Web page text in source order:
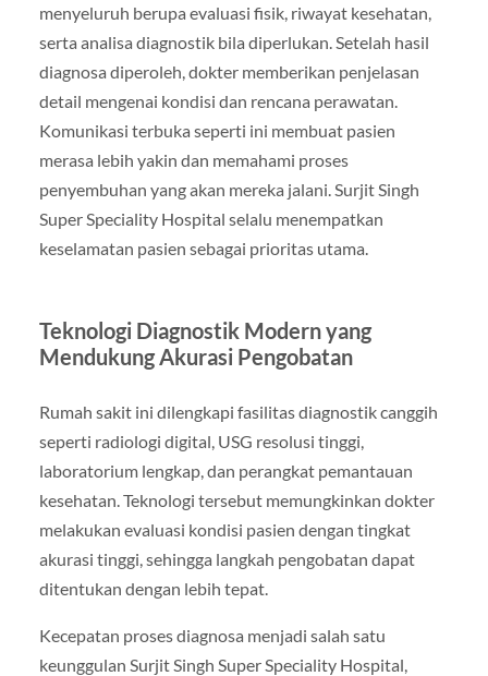
menyeluruh berupa evaluasi fisik, riwayat kesehatan,
serta analisa diagnostik bila diperlukan. Setelah hasil
diagnosa diperoleh, dokter memberikan penjelasan
detail mengenai kondisi dan rencana perawatan.
Komunikasi terbuka seperti ini membuat pasien
merasa lebih yakin dan memahami proses
penyembuhan yang akan mereka jalani. Surjit Singh
Super Speciality Hospital selalu menempatkan
keselamatan pasien sebagai prioritas utama.
Teknologi Diagnostik Modern yang
Mendukung Akurasi Pengobatan
Rumah sakit ini dilengkapi fasilitas diagnostik canggih
seperti radiologi digital, USG resolusi tinggi,
laboratorium lengkap, dan perangkat pemantauan
kesehatan. Teknologi tersebut memungkinkan dokter
melakukan evaluasi kondisi pasien dengan tingkat
akurasi tinggi, sehingga langkah pengobatan dapat
ditentukan dengan lebih tepat.
Kecepatan proses diagnosa menjadi salah satu
keunggulan Surjit Singh Super Speciality Hospital,